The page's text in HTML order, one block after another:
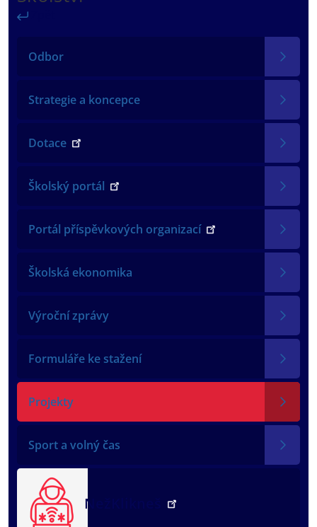
Odbor
Strategie a koncepce
Dotace
Školský portál
Portál příspěvkových organizací
Školská ekonomika
Výroční zprávy
Formuláře ke stažení
Projekty
Sport a volný čas
NežKlikneš